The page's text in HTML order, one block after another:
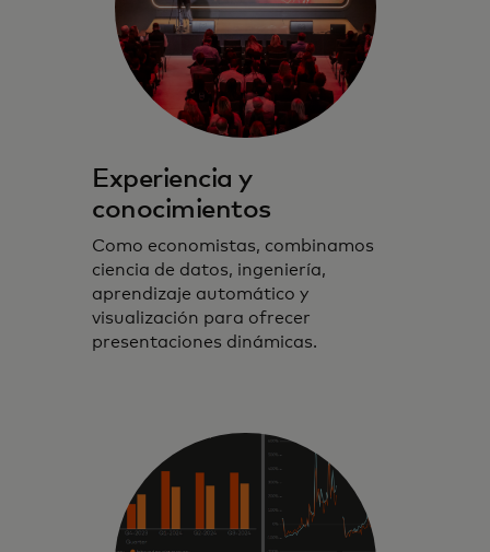
Experiencia y
conocimientos
Como economistas, combinamos
ciencia de datos, ingeniería,
aprendizaje automático y
visualización para ofrecer
presentaciones dinámicas.